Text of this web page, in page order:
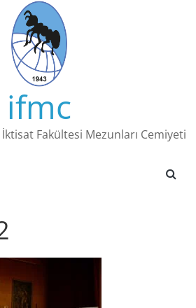
ifmc
Fakültesi Mezunları Cemiyeti